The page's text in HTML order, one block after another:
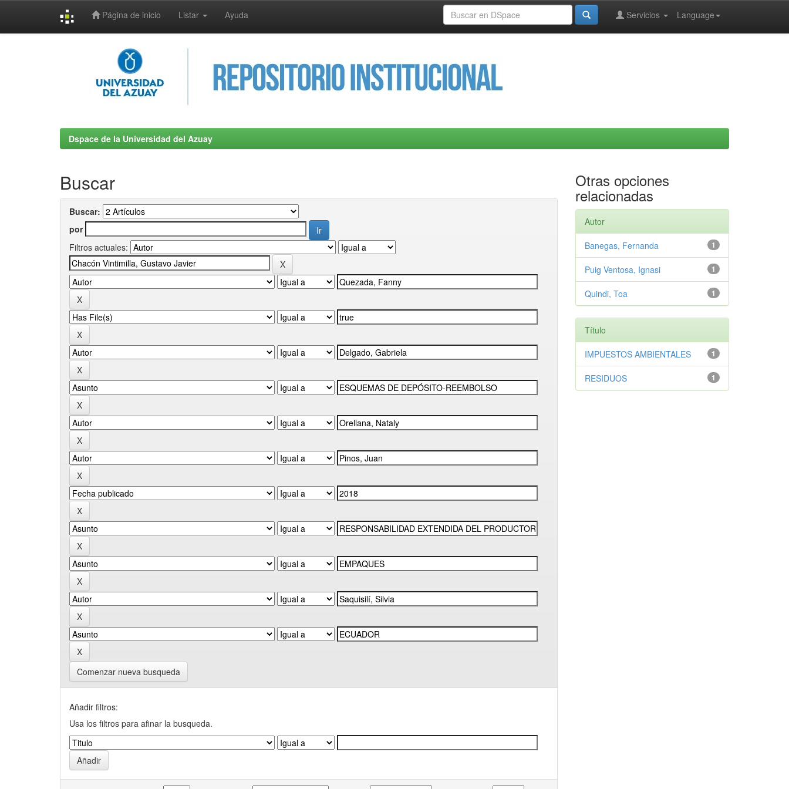
Página de inicio Listar Ayuda Language
Servicios
Dspace de la Universidad del Azuay
Buscar
Buscar:
por
Filtros actuales:
Comenzar nueva busqueda
Añadir filtros:
Usa los filtros para afinar la busqueda.
Otras opciones
relacionadas
Autor
1
Banegas, Fernanda
1
Puig Ventosa, Ignasi
1
Quindi, Toa
Título
1
IMPUESTOS AMBIENTALES
1
RESIDUOS